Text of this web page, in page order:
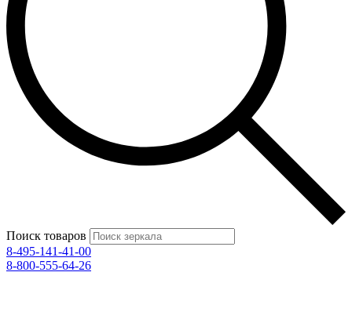
Поиск товаров
8-495-141-41-00
8-800-555-64-26